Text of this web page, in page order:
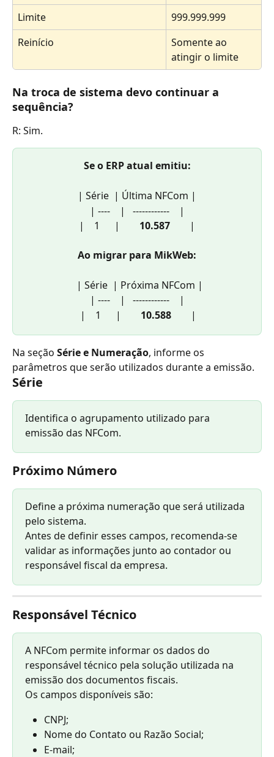
Limite
999.999.999
Reinício
Somente ao
atingir o limite
Na troca de sistema devo continuar a
sequência?
R: Sim.
Se o ERP atual emitiu:
| Série  | Última NFCom |
| ----    |   ------------    |
|    1      | 10.587
        |
Ao migrar para MikWeb:
  | Série  | Próxima NFCom |
| ----    |   ------------    |
|    1      | 10.588
        |
Na seção Série e Numeração, informe os
parâmetros que serão utilizados durante a emissão.
Série
Identifica o agrupamento utilizado para
emissão das NFCom.
Próximo Número
Define a próxima numeração que será utilizada
pelo sistema.
Antes de definir esses campos, recomenda-se
validar as informações junto ao contador ou
responsável fiscal da empresa.
Responsável Técnico
A NFCom permite informar os dados do
responsável técnico pela solução utilizada na
emissão dos documentos fiscais.
Os campos disponíveis são:
CNPJ;
Nome do Contato ou Razão Social;
E-mail;